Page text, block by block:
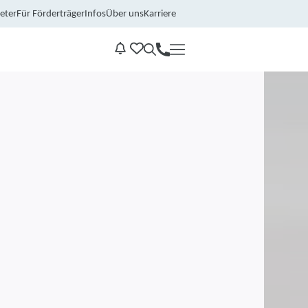
Für FörderträgerInfosÜber unsKarriere
Kontakt